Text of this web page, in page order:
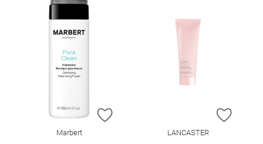
ZUR WUNSCHLISTE HINZUFÜGEN
Marbert
ZUR
LANCASTER